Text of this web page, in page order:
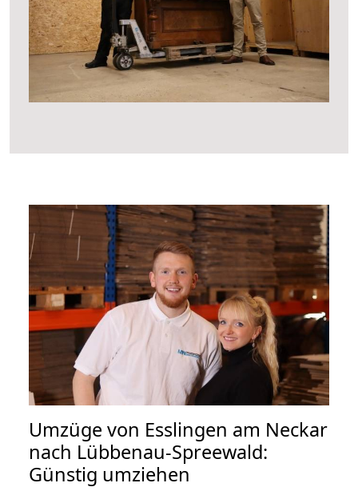
Umzüge von Esslingen am Neckar
nach Lübbenau-Spreewald:
Günstig umziehen